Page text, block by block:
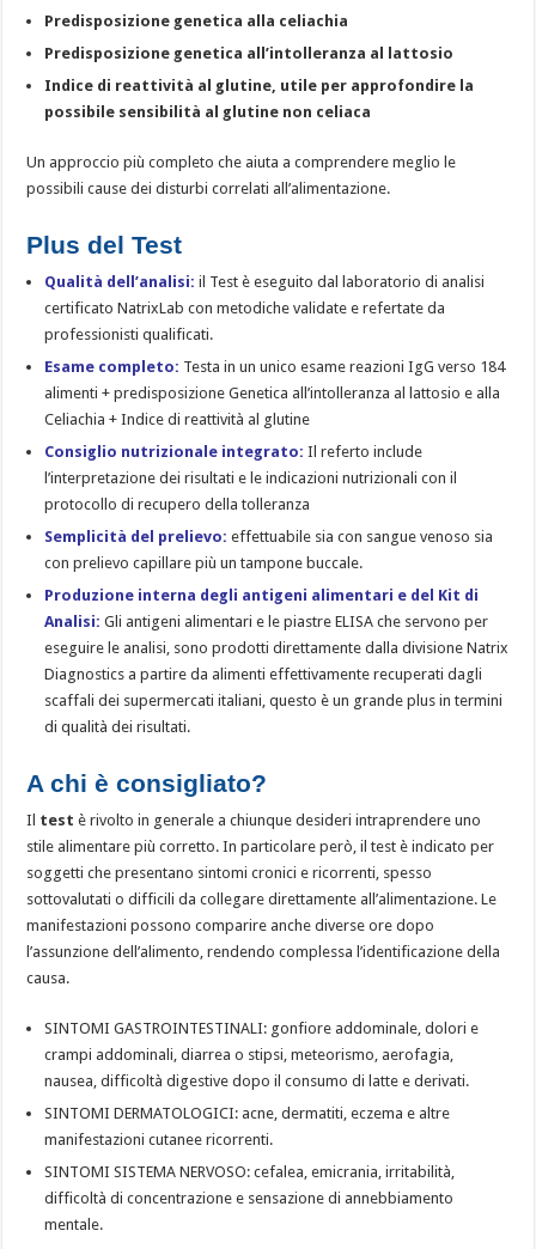
Predisposizione genetica alla celiachia
Predisposizione genetica all’intolleranza al lattosio
Indice di reattività al glutine, utile per approfondire la
possibile sensibilità al glutine non celiaca
Un approccio più completo che aiuta a comprendere meglio le
possibili cause dei disturbi correlati all’alimentazione.
Plus del Test
Qualità dell’analisi: il Test è eseguito dal laboratorio di analisi
certificato NatrixLab con metodiche validate e refertate da
professionisti qualificati.
Esame completo: Testa in un unico esame reazioni IgG verso 184
alimenti + predisposizione Genetica all’intolleranza al lattosio e alla
Celiachia + Indice di reattività al glutine
Consiglio nutrizionale integrato:Il referto include
l’interpretazione dei risultati e le indicazioni nutrizionali con il
protocollo di recupero della tolleranza
Semplicità del prelievo:effettuabile sia con sangue venoso sia
con prelievo capillare più un tampone buccale.
Produzione interna degli antigeni alimentari e del Kit di
Analisi: Gli antigeni alimentari e le piastre ELISA che servono per
eseguire le analisi, sono prodotti direttamente dalla divisione Natrix
Diagnostics a partire da alimenti effettivamente recuperati dagli
scaffali dei supermercati italiani, questo è un grande plus in termini
di qualità dei risultati.
A chi è consigliato?
Il test è rivolto in generale a chiunque desideri intraprendere uno
stile alimentare più corretto. In particolare però, il test è indicato per
soggetti che presentano sintomi cronici e ricorrenti, spesso
sottovalutati o difficili da collegare direttamente all’alimentazione. Le
manifestazioni possono comparire anche diverse ore dopo
l’assunzione dell’alimento, rendendo complessa l’identificazione della
causa.
SINTOMI GASTROINTESTINALI: gonfiore addominale, dolori e
crampi addominali, diarrea o stipsi, meteorismo, aerofagia,
nausea, difficoltà digestive dopo il consumo di latte e derivati.
SINTOMI DERMATOLOGICI: acne, dermatiti, eczema e altre
manifestazioni cutanee ricorrenti.
SINTOMI SISTEMA NERVOSO: cefalea, emicrania, irritabilità,
difficoltà di concentrazione e sensazione di annebbiamento
mentale.